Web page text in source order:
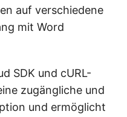
auf verschiedene
mit Word
SDK und cURL-
zugängliche und
und ermöglicht